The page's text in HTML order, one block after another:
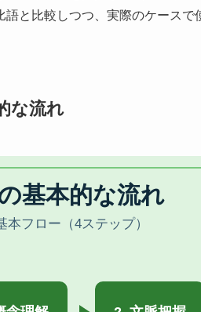
語と比較しつつ、実際のケース
な流れ